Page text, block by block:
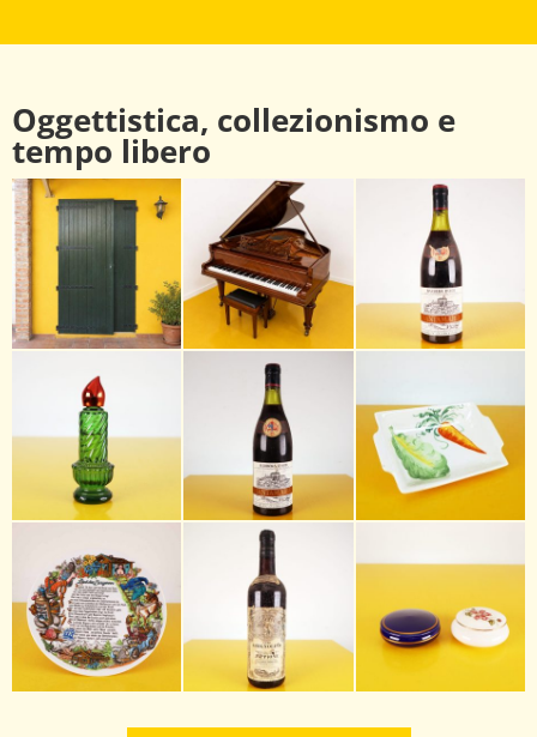
Oggettistica, collezionismo e
tempo libero